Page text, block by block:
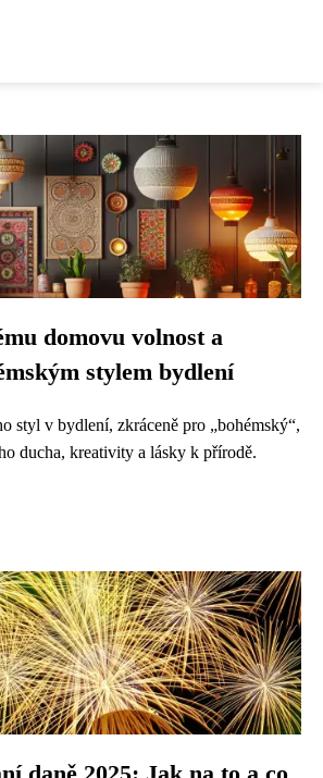
domovu volnost a
stylem bydlení
styl v bydlení, zkráceně pro „bohémský“,
ducha, kreativity a lásky k přírodě.